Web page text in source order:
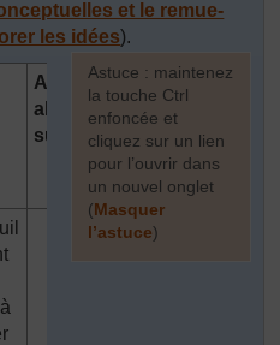
et le remue-
les idées
[Astuce : maintenez
la touche Ctrl
enfoncée et
cliquez sur un lien
pour l’ouvrir dans
un nouvel onglet
(Masquer
l’astuce)
).
Aménagement
alternatif ou
supplémentaire